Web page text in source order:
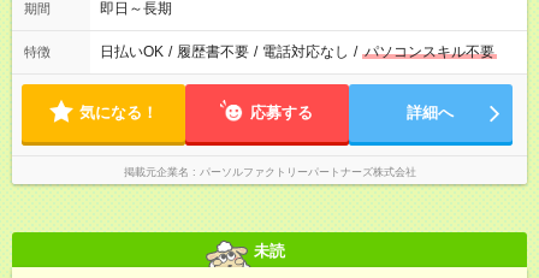
期間 即日～長期
特徴 日払いOK / 履歴書不要 / 電話対応なし / パソコンスキル不要
気になる！ 応募する 詳細へ
掲載元企業名 パーソルファクトリーパートナーズ株式会社
未読